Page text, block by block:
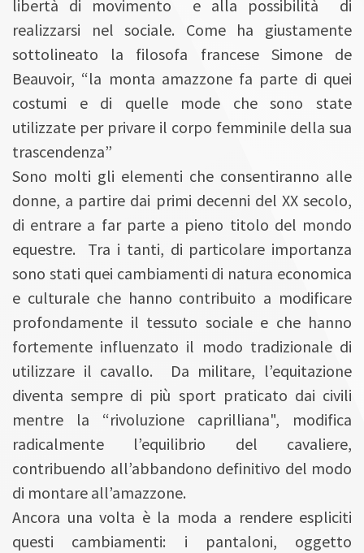
libertà di movimento e alla possibilità di
realizzarsi nel sociale. Come ha giustamente
sottolineato la filosofa francese Simone de
Beauvoir, “la monta amazzone fa parte di quei
costumi e di quelle mode che sono state
utilizzate per privare il corpo femminile della sua
trascendenza”
Sono molti gli elementi che consentiranno alle
donne, a partire dai primi decenni del XX secolo,
di entrare a far parte a pieno titolo del mondo
equestre. Tra i tanti, di particolare importanza
sono stati quei cambiamenti di natura economica
e culturale che hanno contribuito a modificare
profondamente il tessuto sociale e che hanno
fortemente influenzato il modo tradizionale di
utilizzare il cavallo. Da militare, l’equitazione
diventa sempre di più sport praticato dai civili
mentre la “rivoluzione caprilliana", modifica
radicalmente l’equilibrio del cavaliere,
contribuendo all’abbandono definitivo del modo
di montare all’amazzone.
Ancora una volta è la moda a rendere espliciti
questi cambiamenti: i pantaloni, oggetto